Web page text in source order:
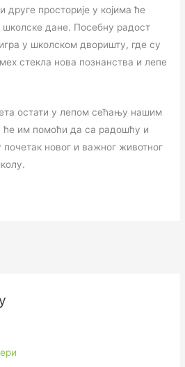
друге просторије у којима ће
школске дане. Посебну радост
у школском дворишту, где су
стекла нова познанства и лепе
остати у лепом сећању нашим
им помоћи да са радошћу и
новог и важног животног